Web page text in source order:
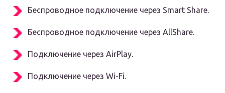
Беспроводное подключение через Smart Share.
Беспроводное подключение через AllShare.
Подключение через AirPlay.
Подключение через Wi-Fi.